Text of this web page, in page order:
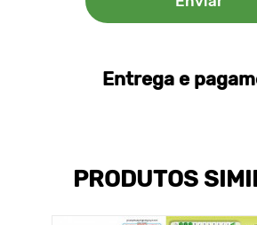
Entrega e
PRODUTOS